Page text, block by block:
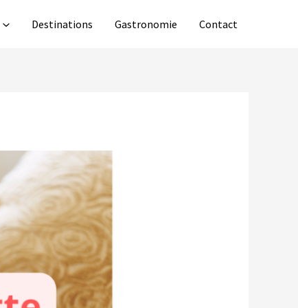
Destinations Gastronomie Contact